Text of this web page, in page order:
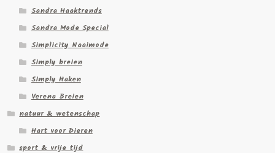
Sandra Haaktrends
Sandra Mode Special
Simplicity Naaimode
Simply breien
Simply Haken
Verena Breien
natuur & wetenschap
Hart voor Dieren
sport & vrije tijd